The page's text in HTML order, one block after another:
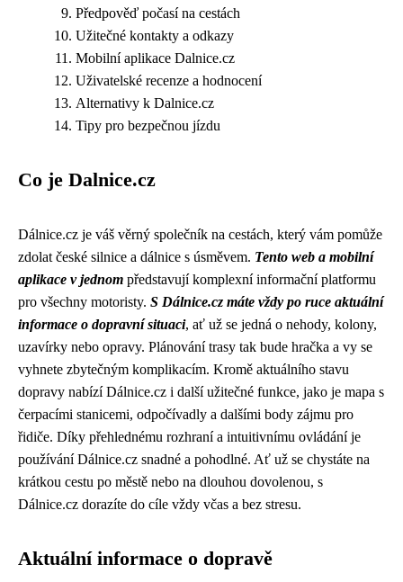
Předpověď počasí na cestách
Užitečné kontakty a odkazy
Mobilní aplikace Dalnice.cz
Uživatelské recenze a hodnocení
Alternativy k Dalnice.cz
Tipy pro bezpečnou jízdu
Co je Dalnice.cz
Dálnice.cz je váš věrný společník na cestách, který vám pomůže
zdolat české silnice a dálnice s úsměvem. Tento web a mobilní
aplikace v jednom představují komplexní informační platformu
pro všechny motoristy. S Dálnice.cz máte vždy po ruce aktuální
informace o dopravní situaci, ať už se jedná o nehody, kolony,
uzavírky nebo opravy. Plánování trasy tak bude hračka a vy se
vyhnete zbytečným komplikacím. Kromě aktuálního stavu
dopravy nabízí Dálnice.cz i další užitečné funkce, jako je mapa s
čerpacími stanicemi, odpočívadly a dalšími body zájmu pro
řidiče. Díky přehlednému rozhraní a intuitivnímu ovládání je
používání Dálnice.cz snadné a pohodlné. Ať už se chystáte na
krátkou cestu po městě nebo na dlouhou dovolenou, s
Dálnice.cz dorazíte do cíle vždy včas a bez stresu.
Aktuální informace o dopravě